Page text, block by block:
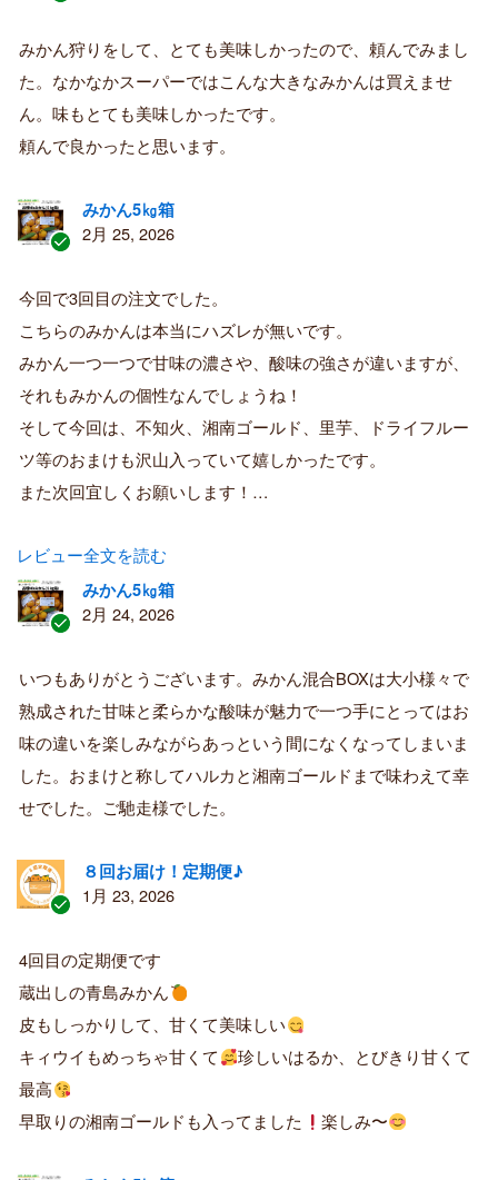
証
済
み
購
者
みかん狩りをして、とても美味しかったので、頼んでみまし
た。なかなかスーパーではこんな大きなみかんは買えませ
ん。味もとても美味しかったです。
頼んで良かったと思います。
証
済
み
購
者
みかん5㎏箱
2月 25, 2026
今回で3回目の注文でした。
こちらのみかんは本当にハズレが無いです。
みかん一つ一つで甘味の濃さや、酸味の強さが違いますが、
それもみかんの個性なんでしょうね！
そして今回は、不知火、湘南ゴールド、里芋、ドライフルー
ツ等のおまけも沢山入っていて嬉しかったです。
また次回宜しくお願いします！…
レビュー全文を読む
証
済
み
購
者
みかん5㎏箱
2月 24, 2026
いつもありがとうございます。みかん混合BOXは大小様々で
熟成された甘味と柔らかな酸味が魅力で一つ手にとってはお
味の違いを楽しみながらあっという間になくなってしまいま
した。おまけと称してハルカと湘南ゴールドまで味わえて幸
せでした。ご馳走様でした。
証
済
み
購
者
８回お届け！定期便♪
1月 23, 2026
4回目の定期便です
蔵出しの青島みかん
皮もしっかりして、甘くて美味しい
キィウイもめっちゃ甘くて
珍しいはるか、とびきり甘くて
最高
早取りの湘南ゴールドも入ってました
楽しみ〜